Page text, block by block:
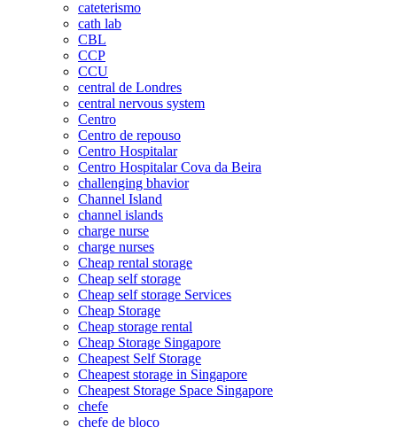
cateterismo
cath lab
CBL
CCP
CCU
central de Londres
central nervous system
Centro
Centro de repouso
Centro Hospitalar
Centro Hospitalar Cova da Beira
challenging bhavior
Channel Island
channel islands
charge nurse
charge nurses
Cheap rental storage
Cheap self storage
Cheap self storage Services
Cheap Storage
Cheap storage rental
Cheap Storage Singapore
Cheapest Self Storage
Cheapest storage in Singapore
Cheapest Storage Space Singapore
chefe
chefe de bloco